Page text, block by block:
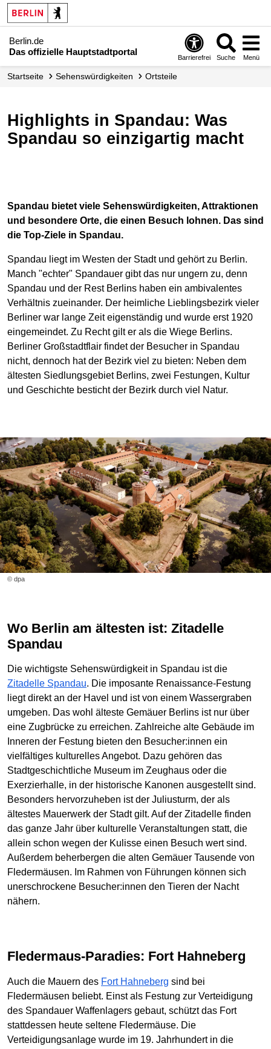
Berlin.de
Das offizielle Hauptstadtportal
Barrierefrei Suche Menü
Startseite Sehenswürdigkeiten Ortsteile
Highlights in Spandau: Was
Spandau so einzigartig macht
Spandau bietet viele Sehenswürdigkeiten, Attraktionen
und besondere Orte, die einen Besuch lohnen. Das sind
die Top-Ziele in Spandau.
Spandau liegt im Westen der Stadt und gehört zu Berlin.
Manch "echter" Spandauer gibt das nur ungern zu, denn
Spandau und der Rest Berlins haben ein ambivalentes
Verhältnis zueinander. Der heimliche Lieblingsbezirk vieler
Berliner war lange Zeit eigenständig und wurde erst 1920
eingemeindet. Zu Recht gilt er als die Wiege Berlins.
Berliner Großstadtflair findet der Besucher in Spandau
nicht, dennoch hat der Bezirk viel zu bieten: Neben dem
ältesten Siedlungsgebiet Berlins, zwei Festungen, Kultur
und Geschichte besticht der Bezirk durch viel Natur.
© dpa
Wo Berlin am ältesten ist: Zitadelle
Spandau
Die wichtigste Sehenswürdigkeit in Spandau ist die
Zitadelle Spandau. Die imposante Renaissance-Festung
liegt direkt an der Havel und ist von einem Wassergraben
umgeben. Das wohl älteste Gemäuer Berlins ist nur über
eine Zugbrücke zu erreichen. Zahlreiche alte Gebäude im
Inneren der Festung bieten den Besucher:innen ein
vielfältiges kulturelles Angebot. Dazu gehören das
Stadtgeschichtliche Museum im Zeughaus oder die
Exerzierhalle, in der historische Kanonen ausgestellt sind.
Besonders hervorzuheben ist der Juliusturm, der als
ältestes Mauerwerk der Stadt gilt. Auf der Zitadelle finden
das ganze Jahr über kulturelle Veranstaltungen statt, die
allein schon wegen der Kulisse einen Besuch wert sind.
Außerdem beherbergen die alten Gemäuer Tausende von
Fledermäusen. Im Rahmen von Führungen können sich
unerschrockene Besucher:innen den Tieren der Nacht
nähern.
Fledermaus-Paradies: Fort Hahneberg
Auch die Mauern des Fort Hahneberg sind bei
Fledermäusen beliebt. Einst als Festung zur Verteidigung
des Spandauer Waffenlagers gebaut, schützt das Fort
stattdessen heute seltene Fledermäuse. Die
Verteidigungsanlage wurde im 19. Jahrhundert in die